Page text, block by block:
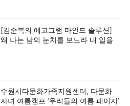
[김순복의 에고그램 마인드 솔루션]
왜 나는 남의 눈치를 보느라 내 일을
수원시다문화가족지원센터, 다문화
자녀 여름캠프 ‘우리들의 여름 페이지’